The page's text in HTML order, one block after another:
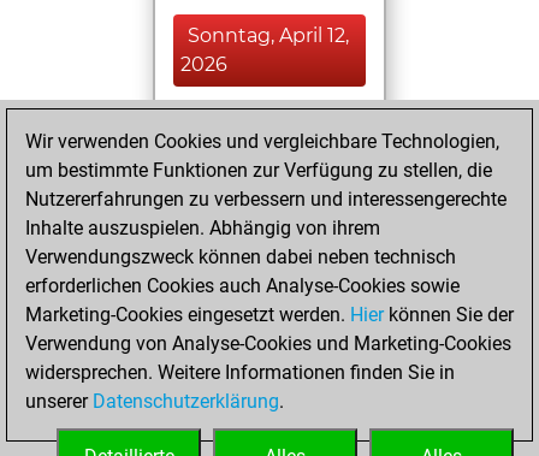
Sonntag, April 12,
2026
You played 127
bullet games
Play
You scored +75
=4 -48 in bullet
Samstag, März 28,
2026
You played 1
slow games
Play
You scored +1
=0 -0 in slow games
Wir verwenden Cookies und vergleichbare Technologien,
um bestimmte Funktionen zur Verfügung zu stellen, die
Nutzererfahrungen zu verbessern und interessengerechte
Inhalte auszuspielen. Abhängig von ihrem
Verwendungszweck können dabei neben technisch
erforderlichen Cookies auch Analyse-Cookies sowie
Marketing-Cookies eingesetzt werden. Hierkönnen Sie der
Verwendung von Analyse-Cookies und Marketing-Cookies
widersprechen. Weitere Informationen finden Sie in
unserer Datenschutzerklärung.